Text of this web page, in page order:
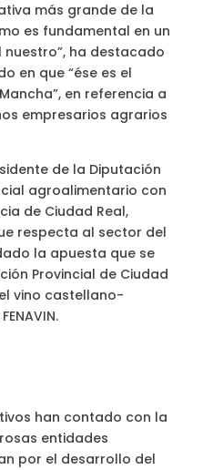
más grande de la
es fundamental en un
ha destacado
en que “ése es el
en referencia a
empresarios agrarios
de la Diputación
agroalimentario con
de Ciudad Real,
respecta al sector del
la apuesta que se
Provincial de Ciudad
vino castellano-
han contado con la
entidades
por el desarrollo del